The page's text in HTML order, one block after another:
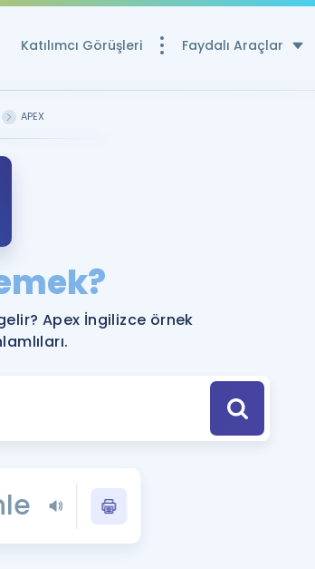
Katılımcı Görüşleri Faydalı Araçlar
YDS ve YÖKDİL Puan Hesaplama Aracı
Rehberlik Aracı
YDS ve YÖKDİL'e Hazırlananlar için Öneriler
Tüm ÖSYM Sınavları Tek Takvimde
YDS - YÖKDİL Tüm Sınavlarla İlgili Haberler
İngilizce Gramer
APEX
Apex İngilizce örnek